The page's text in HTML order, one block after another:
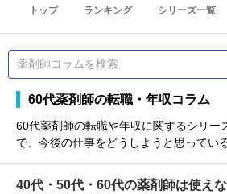
トップ ランキング シリーズ一覧
60代薬剤師の転職・年収コラム
60代薬剤師の転職や年収に関するシリー
で、今後の仕事をどうしようと思ってい
40代・50代・60代の薬剤師は使え